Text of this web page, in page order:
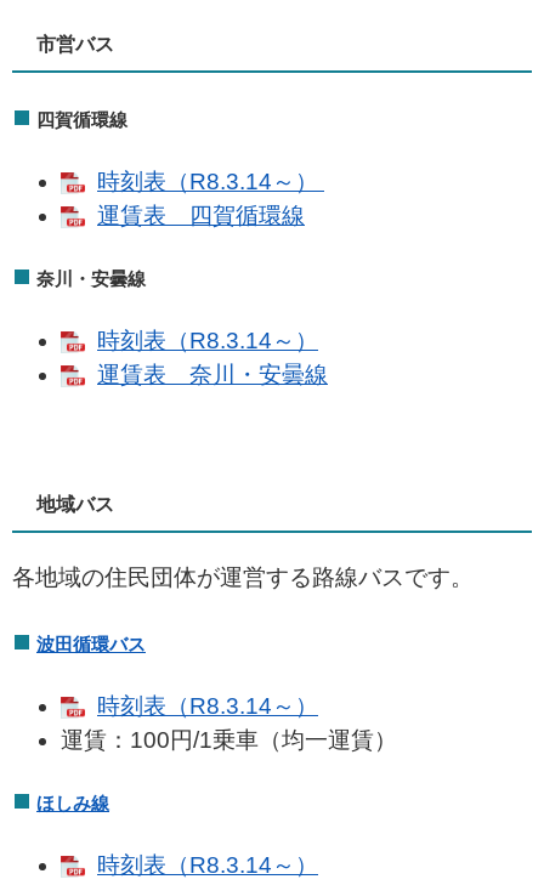
市営バス
四賀循環線
時刻表（R8.3.14～）
運賃表 四賀循環線
奈川・安曇線
時刻表（R8.3.14～）
運賃表 奈川・安曇線
地域バス
各地域の住民団体が運営する路線バスです。
波田循環バス
時刻表（R8.3.14～）
運賃：100円/1乗車（均一運賃）
ほしみ線
時刻表（R8.3.14～）